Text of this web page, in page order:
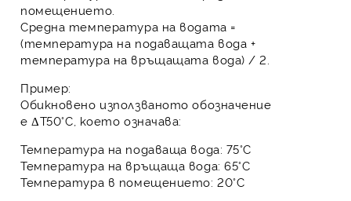
помещението.
Средна температура на водата =
(температура на подаващата вода +
температура на връщащата вода) / 2.
Пример:
Обикновено използваното обозначение
еΔT50°C , което означава:
Температура на подаваща вода: 75°C
Температура на връщаща вода: 65°C
Температура в помещението: 20°C